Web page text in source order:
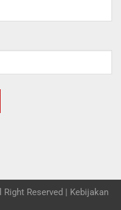
Reserved | Kebijakan